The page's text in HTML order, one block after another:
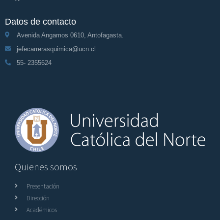
Datos de contacto
Avenida Angamos 0610, Antofagasta.
jefecarrerasquimica@ucn.cl
55- 2355624
Quienes somos
Presentación
Dirección
Académicos